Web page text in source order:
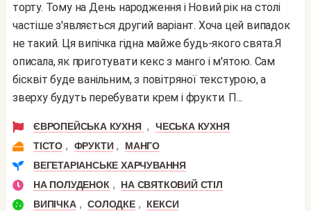
торту. Тому на День народження і Новий рік на столі
частіше з'являється другий варіант. Хоча цей випадок
не такий. Ця випічка гідна майже будь-якого свята.Я
описала, як приготувати кекс з манго і м'ятою. Сам
бісквіт буде ванільним, з повітряної текстурою, а
зверху будуть перебувати крем і фрукти. П...
ЄВРОПЕЙСЬКА КУХНЯ ,
ЧЕСЬКА КУХНЯ
ТІСТО , ФРУКТИ ,
МАНГО
ВЕГЕТАРІАНСЬКЕ ХАРЧУВАННЯ
НА ПОЛУДЕНОК ,
НА СВЯТКОВИЙ СТІЛ
ВИПІЧКА , СОЛОДКЕ , КЕКСИ